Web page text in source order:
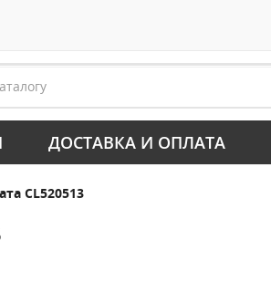
ДОСТАВКА И ОПЛАТА
CL520513